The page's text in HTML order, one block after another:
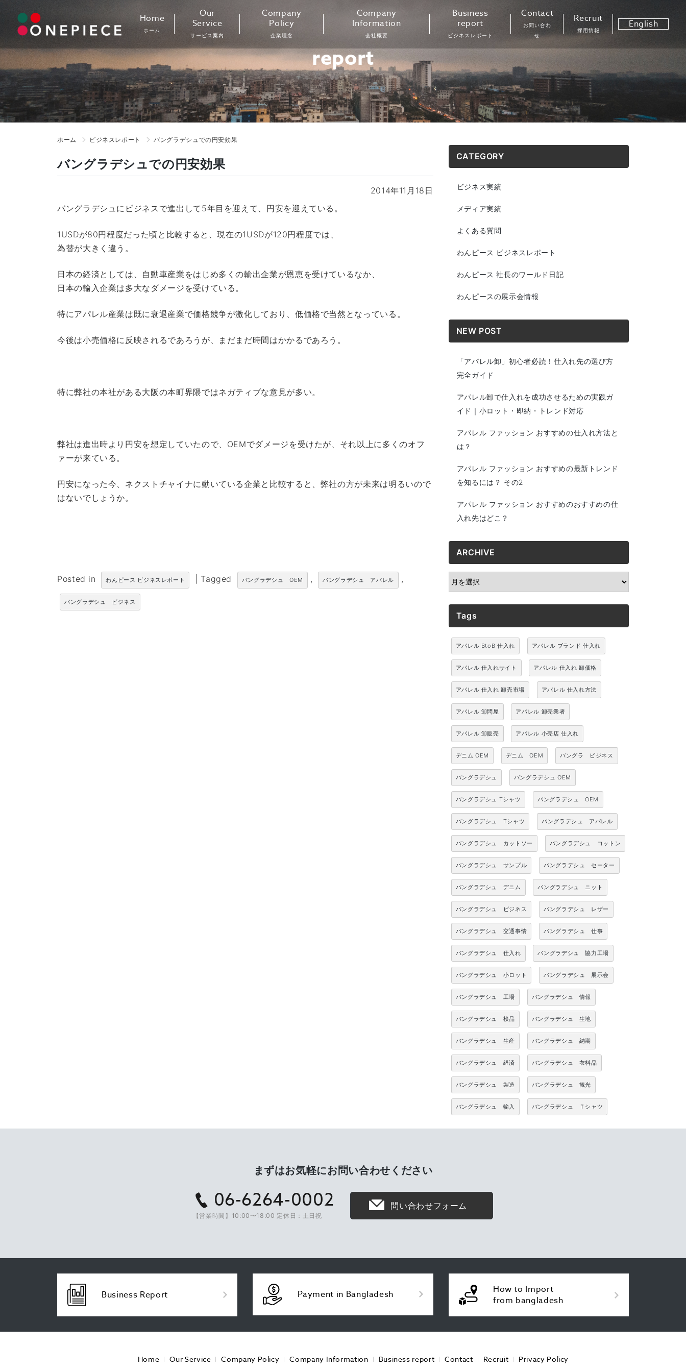
content
Home
ホーム
Our
Service
サービス案内
Company
Policy
企業理念
Company
Information
会社概要
Business
report
ビジネスレポート
Contact
お問い合わ
せ
Recruit
採用情報 English
report
ホーム ビジネスレポート バングラデシュでの円安効果
バングラデシュでの円安効果
2014年11月18日
バングラデシュにビジネスで進出して5年目を迎えて、円安を迎えている。
1USDが80円程度だった頃と比較すると、現在の1USDが120円程度では、
為替が大きく違う。
日本の経済としては、自動車産業をはじめ多くの輸出企業が恩恵を受けているなか、
日本の輸入企業は多大なダメージを受けている。
特にアパレル産業は既に衰退産業で価格競争が激化しており、低価格で当然となっている。
今後は小売価格に反映されるであろうが、まだまだ時間はかかるであろう。
特に弊社の本社がある大阪の本町界隈ではネガティブな意見が多い。
弊社は進出時より円安を想定していたので、OEMでダメージを受けたが、それ以上に多くのオフ
ァーが来ている。
円安になった今、ネクストチャイナに動いている企業と比較すると、弊社の方が未来は明るいので
はないでしょうか。
Posted in わんピース ビジネスレポート Tagged バングラデシュ OEM , バングラデシュ アパレル ,
バングラデシュ ビジネス
CATEGORY
ビジネス実績
メディア実績
よくある質問
わんピース ビジネスレポート
わんピース 社長のワールド日記
わんピースの展示会情報
NEW POST
「アパレル卸」初心者必読！仕入れ先の選び方
完全ガイド
アパレル卸で仕入れを成功させるための実践ガ
イド｜小ロット・即納・トレンド対応
アパレル ファッション おすすめの仕入れ方法と
は？
アパレル ファッション おすすめの最新トレンド
を知るには？ その2
アパレル ファッション おすすめのおすすめの仕
入れ先はどこ？
ARCHIVE
ARCHIVE
Tags
アパレル BtoB 仕入れ アパレル ブランド 仕入れ
アパレル 仕入れサイト アパレル 仕入れ 卸価格
アパレル 仕入れ 卸売市場 アパレル 仕入れ方法
アパレル 卸問屋 アパレル 卸売業者
アパレル 卸販売 アパレル 小売店 仕入れ
デニム OEM デニム OEM バングラ ビジネス
バングラデシュ バングラデシュ OEM
バングラデシュ Tシャツ バングラデシュ OEM
バングラデシュ Tシャツ バングラデシュ アパレル
バングラデシュ カットソー バングラデシュ コットン
バングラデシュ サンプル バングラデシュ セーター
バングラデシュ デニム バングラデシュ ニット
バングラデシュ ビジネス バングラデシュ レザー
バングラデシュ 交通事情 バングラデシュ 仕事
バングラデシュ 仕入れ バングラデシュ 協力工場
バングラデシュ 小ロット バングラデシュ 展示会
バングラデシュ 工場 バングラデシュ 情報
バングラデシュ 検品 バングラデシュ 生地
バングラデシュ 生産 バングラデシュ 納期
バングラデシュ 経済 バングラデシュ 衣料品
バングラデシュ 製造 バングラデシュ 観光
バングラデシュ 輸入 バングラデシュ Ｔシャツ
まずはお気軽にお問い合わせください
06-6264-0002
【営業時間】10:00〜18:00 定休日：土日祝
問い合わせフォーム
Business Report Payment in Bangladesh
How to Import
from bangladesh
Home Our Service Company Policy Company Information Business report Contact Recruit Privacy Policy